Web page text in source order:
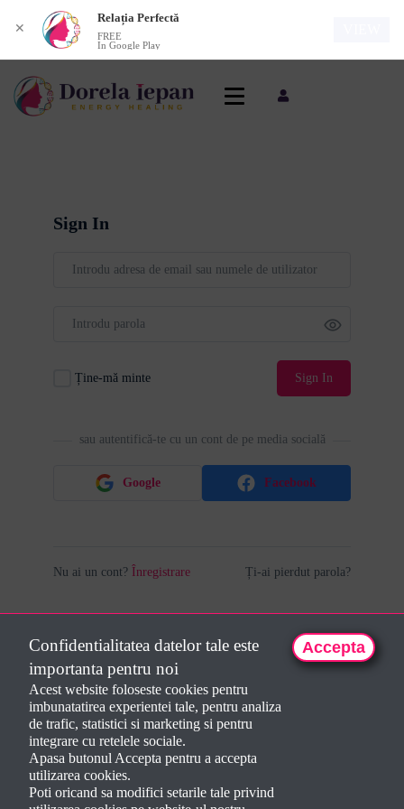
Sign In
Google Facebook
sau autentifică-te cu un cont de pe media socială
Ține-mă minte Sign In
Nu ai un cont? Înregistrare Ți-ai pierdut parola?
✕
Relația Perfectă
FREE
In Google Play
Confidentialitatea datelor tale este
importanta pentru noi
Acest website foloseste cookies pentru
imbunatatirea experientei tale, pentru analiza
de trafic, statistici si marketing si pentru
integrare cu retelele sociale.
Apasa butonul Accepta pentru a accepta
utilizarea cookies.
Poti oricand sa modifici setarile tale privind
Accepta